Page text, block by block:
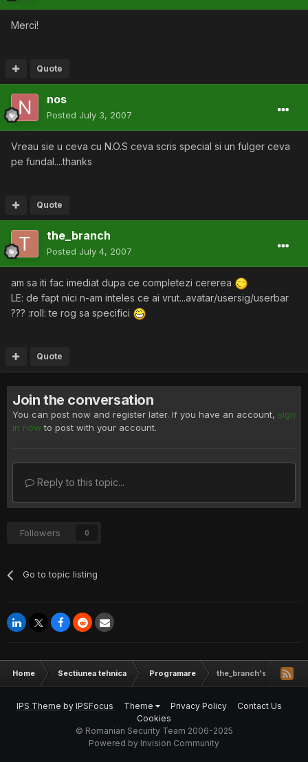
Merci!
Quote
nos
Posted July 3, 2007
Vreau sie u ceva cu N.O.S ceva scris special si un fulger ceva
pe fundal....thanks
Quote
the_branch
Posted July 4, 2007
am sa iti fac imediat dupa ce completezi cererea
LE: de fapt nici n-am inteles ce ai vrut...avatar/usersig/userbar
??? :roll: te rog sa specifici
Quote
Join the conversation
You can post now and register later. If you have an account, sign
in now to post with your account.
Reply to this topic...
Followers 0
Go to topic listing
Home Sectiunea tehnica Programare the_branch's workshop
IPS Theme by IPSFocus Theme Privacy Policy
Contact Us
Cookies
© Romanian Security Team 2006-2025
Powered by Invision Community